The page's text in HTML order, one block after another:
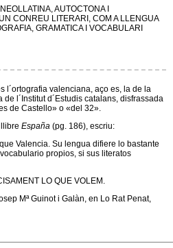
AUTOCTONA I
CONREU LITERARI, COM A LLENGUA
GRAMATICA I VOCABULARI
l´ortografia valenciana, aço es, la de la
l´Institut d´Estudis catalans, disfrassada
de Castello» o «del 32».
España (pg. 186), escriu:
Valencia. Su lengua difiere lo bastante
propios, si sus literatos
LO QUE VOLEM.
Mª Guinot i Galàn, en Lo Rat Penat,